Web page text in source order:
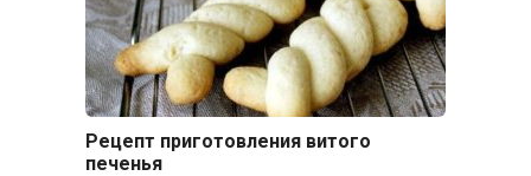
Рецепт приготовления витого
печенья